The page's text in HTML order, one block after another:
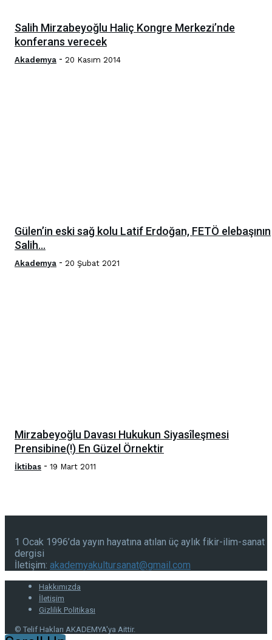
Salih Mirzabeyoğlu Haliç Kongre Merkezi’nde
konferans verecek
Akademya - 20 Kasım 2014
Gülen’in eski sağ kolu Latif Erdoğan, FETÖ elebaşının
Salih...
Akademya - 20 Şubat 2021
Mirzabeyoğlu Davası Hukukun Siyasîleşmesi
Prensibine(!) En Güzel Örnektir
İktibas - 19 Mart 2011
1 Ocak 1996’da yayın hayatına atılan üç aylık fikir-ilim-sanat
dergisi
İletişim: akademyakultursanat@gmail.com
Hakkımızda
İletişim
Gizlilik Politikası
© Telif Hakları AKADEMYA'ya Aittir.